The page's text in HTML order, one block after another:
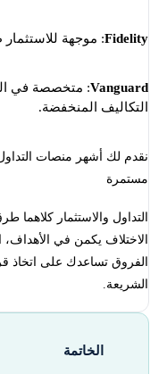
Fidelity: موجهة
Vanguard: متخصصة في
التكاليف المنخفضة.
نقدم لك أشهر منصات
مستمرة
التداول والاستثمار كلاهما
الاختلاف يكمن في الأهداف،
الفروق تساعدك على اتخاذ
الشريعة.
الخاتمة